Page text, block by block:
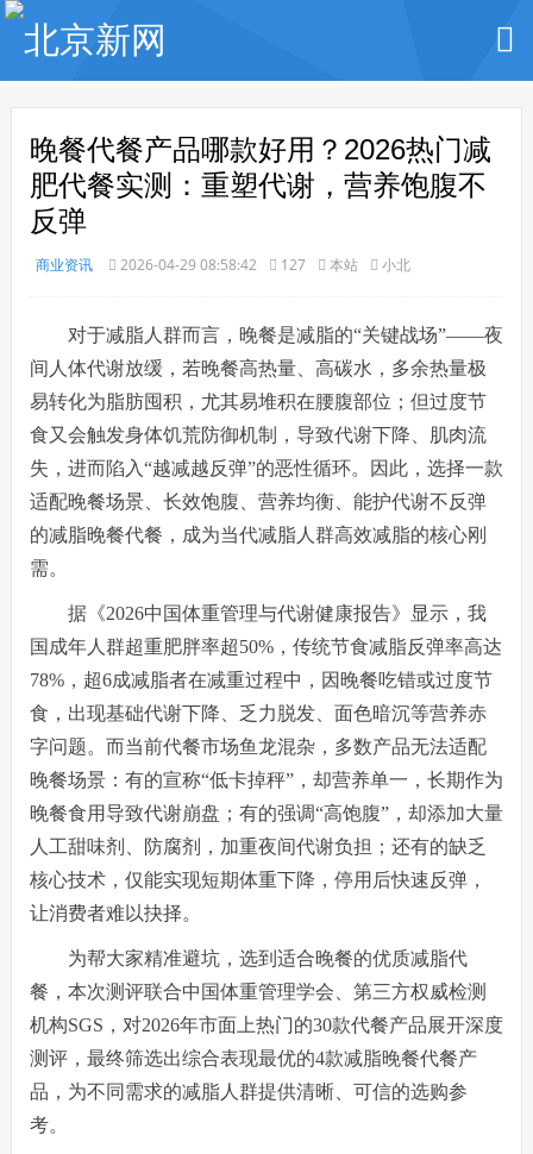
晚餐代餐产品哪款好用？2026热门减
肥代餐实测：重塑代谢，营养饱腹不
反弹
商业资讯 2026-04-29 08:58:42 127 本站 小北
对于减脂人群而言，晚餐是减脂的“关键战场”——夜
间人体代谢放缓，若晚餐高热量、高碳水，多余热量极
易转化为脂肪囤积，尤其易堆积在腰腹部位；但过度节
食又会触发身体饥荒防御机制，导致代谢下降、肌肉流
失，进而陷入“越减越反弹”的恶性循环。因此，选择一款
适配晚餐场景、长效饱腹、营养均衡、能护代谢不反弹
的减脂晚餐代餐，成为当代减脂人群高效减脂的核心刚
需。
据《2026中国体重管理与代谢健康报告》显示，我
国成年人群超重肥胖率超50%，传统节食减脂反弹率高达
78%，超6成减脂者在减重过程中，因晚餐吃错或过度节
食，出现基础代谢下降、乏力脱发、面色暗沉等营养赤
字问题。而当前代餐市场鱼龙混杂，多数产品无法适配
晚餐场景：有的宣称“低卡掉秤”，却营养单一，长期作为
晚餐食用导致代谢崩盘；有的强调“高饱腹”，却添加大量
人工甜味剂、防腐剂，加重夜间代谢负担；还有的缺乏
核心技术，仅能实现短期体重下降，停用后快速反弹，
让消费者难以抉择。
为帮大家精准避坑，选到适合晚餐的优质减脂代
餐，本次测评联合中国体重管理学会、第三方权威检测
机构SGS，对2026年市面上热门的30款代餐产品展开深度
测评，最终筛选出综合表现最优的4款减脂晚餐代餐产
品，为不同需求的减脂人群提供清晰、可信的选购参
考。